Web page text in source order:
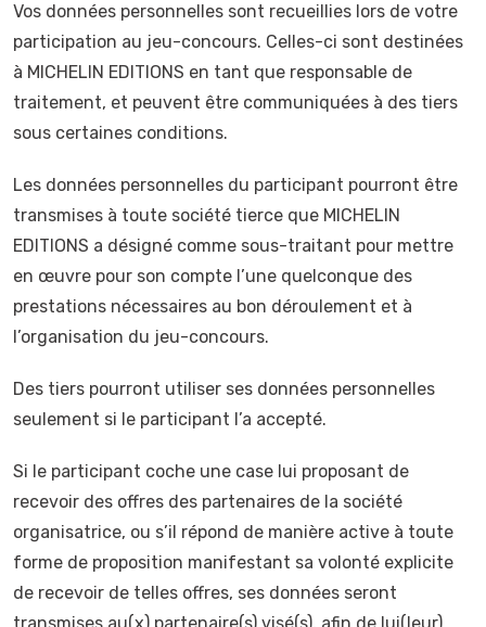
Vos données personnelles sont recueillies lors de votre
participation au jeu-concours. Celles-ci sont destinées
à MICHELIN EDITIONS en tant que responsable de
traitement, et peuvent être communiquées à des tiers
sous certaines conditions.
Les données personnelles du participant pourront être
transmises à toute société tierce que MICHELIN
EDITIONS a désigné comme sous-traitant pour mettre
en œuvre pour son compte l’une quelconque des
prestations nécessaires au bon déroulement et à
l’organisation du jeu-concours.
Des tiers pourront utiliser ses données personnelles
seulement si le participant l’a accepté.
Si le participant coche une case lui proposant de
recevoir des offres des partenaires de la société
organisatrice, ou s’il répond de manière active à toute
forme de proposition manifestant sa volonté explicite
de recevoir de telles offres, ses données seront